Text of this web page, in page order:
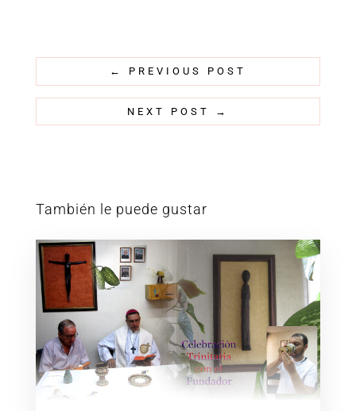
← PREVIOUS POST
NEXT POST →
También le puede gustar